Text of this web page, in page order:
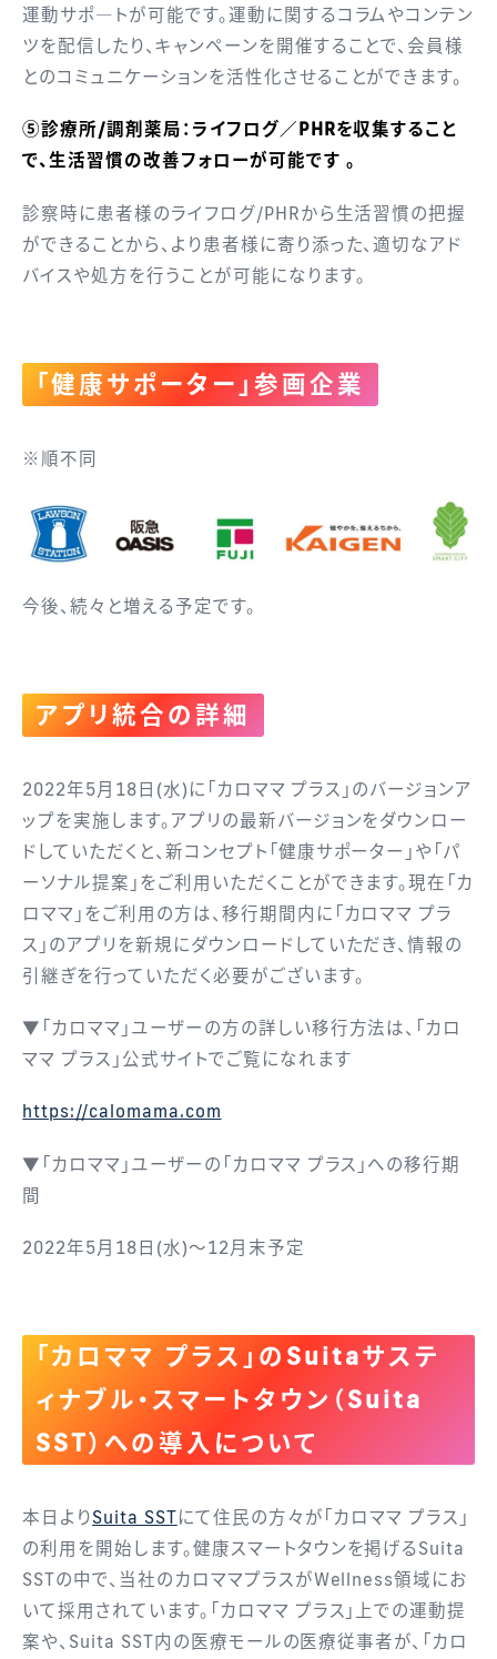
運動サポ―トが可能です。運動に関するコラムやコンテン
ツを配信したり、キャンペーンを開催することで、会員様
とのコミュニケーションを活性化させることができます。
⑤診療所/調剤薬局：ライフログ／PHRを収集すること
で、生活習慣の改善フォローが可能です 。
診察時に患者様のライフログ/PHRから生活習慣の把握
ができることから、より患者様に寄り添った、適切なアド
バイスや処方を行うことが可能になります。
「健康サポーター」参画企業
※順不同
今後、続々と増える予定です。
アプリ統合の詳細
2022年5月18日(水)に「カロママ プラス」のバージョンア
ップを実施します。アプリの最新バージョンをダウンロー
ドしていただくと、新コンセプト「健康サポーター」や「パ
ーソナル提案」をご利用いただくことができます。現在「カ
ロママ」をご利用の方は、移行期間内に「カロママ プラ
ス」のアプリを新規にダウンロードしていただき、情報の
引継ぎを行っていただく必要がございます。
▼「カロママ」ユーザーの方の詳しい移行方法は、「カロ
ママ プラス」公式サイトでご覧になれます
https://calomama.com
▼「カロママ」ユーザーの「カロママ プラス」への移行期
間
2022年5月18日(水)～12月末予定
「カロママ プラス」のSuitaサステ
ィナブル・スマートタウン（Suita
SST）への導入について
本日よりSuita SSTにて住民の方々が「カロママ プラス」
の利用を開始します。健康スマートタウンを掲げるSuita
SSTの中で、当社のカロママプラスがWellness領域にお
いて採用されています。「カロママ プラス」上での運動提
案や、Suita SST内の医療モールの医療従事者が、「カロ